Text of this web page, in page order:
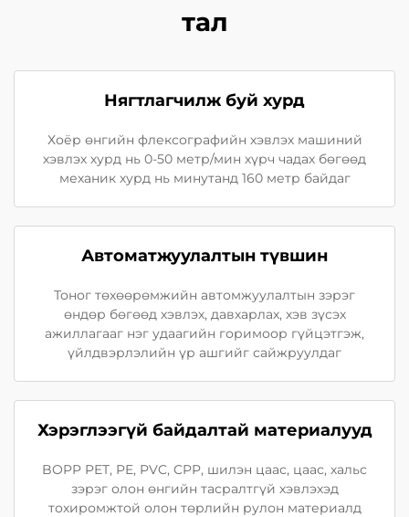
тал
Нягтлагчилж буй хурд
Хоёр өнгийн флексографийн хэвлэх машиний
хэвлэх хурд нь 0-50 метр/мин хүрч чадах бөгөөд
механик хурд нь минутанд 160 метр байдаг
Автоматжуулалтын түвшин
Тоног төхөөрөмжийн автомжуулалтын зэрэг
өндөр бөгөөд хэвлэх, давхарлах, хэв зүсэх
ажиллагааг нэг удаагийн горимоор гүйцэтгэж,
үйлдвэрлэлийн үр ашгийг сайжруулдаг
Хэрэглээгүй байдалтай материалууд
BOPP PET, PE, PVC, CPP, шилэн цаас, цаас, хальс
зэрэг олон өнгийн тасралтгүй хэвлэхэд
тохиромжтой олон төрлийн рулон материалд